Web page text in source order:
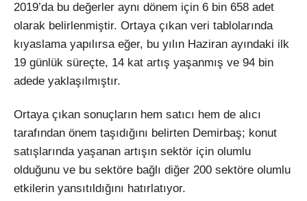
2019’da bu değerler aynı dönem için 6 bin 658 adet
olarak belirlenmiştir. Ortaya çıkan veri tablolarında
kıyaslama yapılırsa eğer, bu yılın Haziran ayındaki ilk
19 günlük süreçte, 14 kat artış yaşanmış ve 94 bin
adede yaklaşılmıştır.
Ortaya çıkan sonuçların hem satıcı hem de alıcı
tarafından önem taşıdığını belirten Demirbaş; konut
satışlarında yaşanan artışın sektör için olumlu
olduğunu ve bu sektöre bağlı diğer 200 sektöre olumlu
etkilerin yansıtıldığını hatırlatıyor.